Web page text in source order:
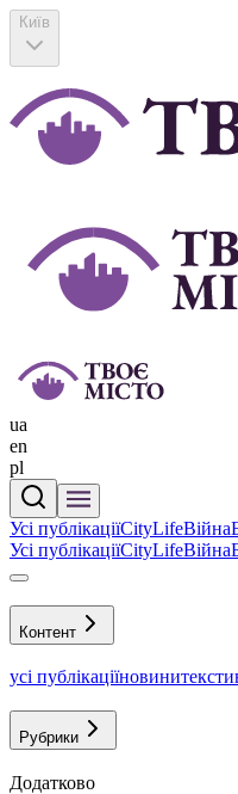
Київ
ua
en
pl
Усі публікаціїCityLifeВійна
Усі публікаціїCityLifeВійна
Контент
усі публікаціїновинитексти
Рубрики
Додатково